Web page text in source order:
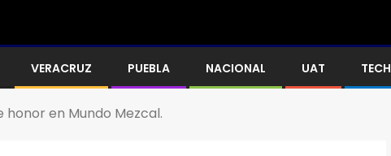
VERACRUZ PUEBLA NACIONAL UAT TECH
honor en Mundo Mezcal.